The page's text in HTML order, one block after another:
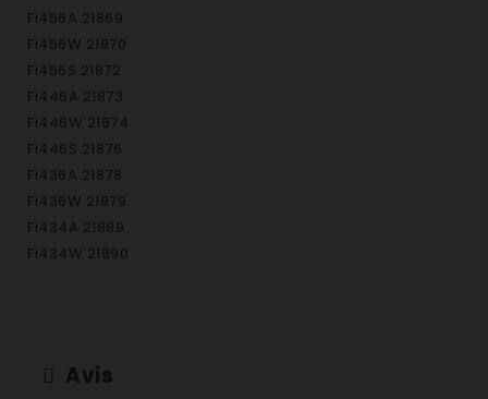
FI456A 21869
FI456W 21870
FI456S 21872
FI446A 21873
FI446W 21874
FI446S 21876
FI436A 21878
FI436W 21879
FI434A 21889
FI434W 21890
FI546A 21916
Avis